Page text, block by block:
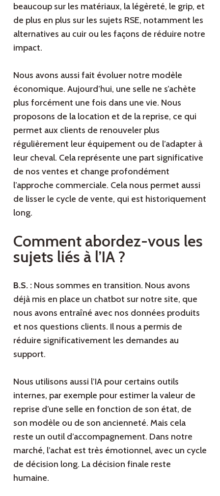
beaucoup sur les matériaux, la légèreté, le grip, et
de plus en plus sur les sujets RSE, notamment les
alternatives au cuir ou les façons de réduire notre
impact.
Nous avons aussi fait évoluer notre modèle
économique. Aujourd’hui, une selle ne s’achète
plus forcément une fois dans une vie. Nous
proposons de la location et de la reprise, ce qui
permet aux clients de renouveler plus
régulièrement leur équipement ou de l’adapter à
leur cheval. Cela représente une part significative
de nos ventes et change profondément
l’approche commerciale. Cela nous permet aussi
de lisser le cycle de vente, qui est historiquement
long.
Comment abordez-vous les
sujets liés à l’IA ?
B.S. :Nous sommes en transition. Nous avons
déjà mis en place un chatbot sur notre site, que
nous avons entraîné avec nos données produits
et nos questions clients. Il nous a permis de
réduire significativement les demandes au
support.
Nous utilisons aussi l’IA pour certains outils
internes, par exemple pour estimer la valeur de
reprise d’une selle en fonction de son état, de
son modèle ou de son ancienneté. Mais cela
reste un outil d’accompagnement. Dans notre
marché, l’achat est très émotionnel, avec un cycle
de décision long. La décision finale reste
humaine.